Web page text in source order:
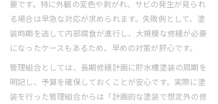
要です。特に外観の変色や剥がれ、サビの発生が見られ
る場合は早急な対応が求められます。失敗例として、塗
装時期を逃して内部腐食が進行し、大規模な修繕が必要
になったケースもあるため、早めの対策が肝心です。
管理組合としては、長期修繕計画に貯水槽塗装の周期を
明記し、予算を確保しておくことが安心です。実際に塗
装を行った管理組合からは「計画的な塗装で想定外の修